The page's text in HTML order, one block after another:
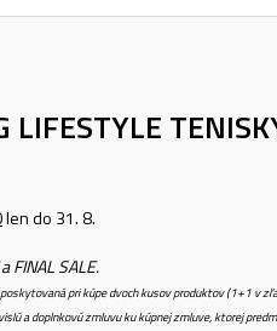
LIFESTYLE
len do 31. 8.
FINAL SALE.
pri kúpe dvoch kusov produktov (1+1 v
a doplnkovú zmluvu ku kúpnej zmluve, ktorej